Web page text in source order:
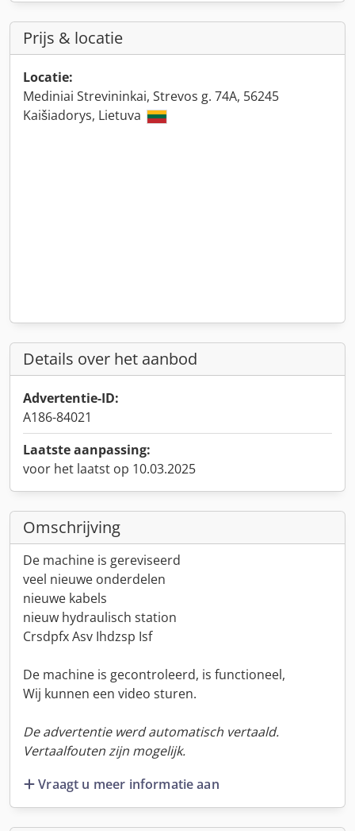
Prijs & locatie
Locatie:
Mediniai Strevininkai, Strevos g. 74A, 56245
Kaišiadorys, Lietuva
Details over het aanbod
Advertentie-ID:
A186-84021
Laatste aanpassing:
voor het laatst op 10.03.2025
Omschrijving
De machine is gereviseerd
veel nieuwe onderdelen
nieuwe kabels
nieuw hydraulisch station
Crsdpfx Asv Ihdzsp Isf
De machine is gecontroleerd, is functioneel,
Wij kunnen een video sturen.
De advertentie werd automatisch vertaald.
Vertaalfouten zijn mogelijk.
Vraagt u meer informatie aan